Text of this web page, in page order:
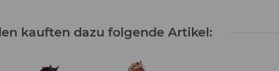
kauften dazu folgende Artikel: